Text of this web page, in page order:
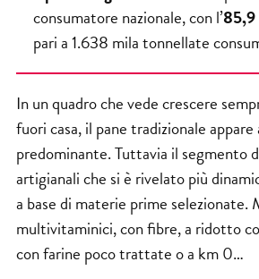
consumatore nazionale, con l’85,9
pari a 1.638 mila tonnellate
In un quadro che vede crescere
fuori casa, il pane tradizionale appare
predominante. Tuttavia il segmento
artigianali che si è rivelato più
a base di materie prime selezionate.
multivitaminici, con fibre, a ridotto
con farine poco trattate o a km 0…